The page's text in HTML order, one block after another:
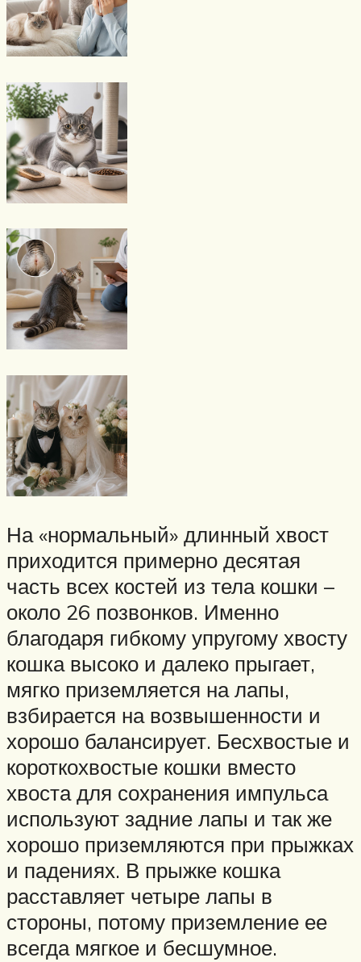
На «нормальный» длинный хвост
приходится примерно десятая
часть всех костей из тела кошки –
около 26 позвонков. Именно
благодаря гибкому упругому хвосту
кошка высоко и далеко прыгает,
мягко приземляется на лапы,
взбирается на возвышенности и
хорошо балансирует. Бесхвостые и
короткохвостые кошки вместо
хвоста для сохранения импульса
используют задние лапы и так же
хорошо приземляются при прыжках
и падениях. В прыжке кошка
расставляет четыре лапы в
стороны, потому приземление ее
всегда мягкое и бесшумное.